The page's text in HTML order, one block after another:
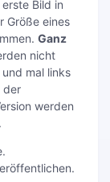
Bild in
Größe eines
Ganz
nicht
mal links
der
werden